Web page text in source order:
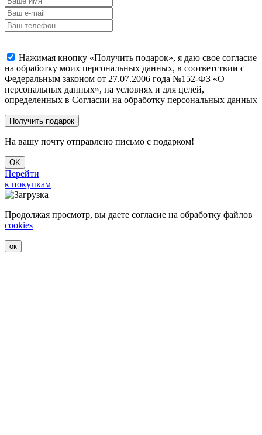
Нажимая кнопку «Получить подарок», я даю свое согласие
на обработку моих персональных данных, в соответствии с
Федеральным законом от 27.07.2006 года №152-ФЗ «О
персональных данных», на условиях и для целей,
определенных в Согласии на обработку персональных данных
На вашу почту отправлено письмо с подарком!
OK
Перейти
к покупкам
Продолжая просмотр, вы даете согласие на обработку файлов
cookies
ок